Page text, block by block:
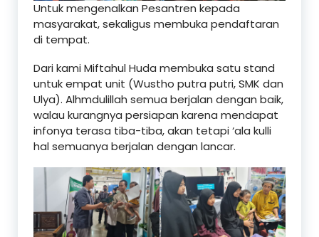
Untuk mengenalkan Pesantren kepada
masyarakat, sekaligus membuka pendaftaran
di tempat.
Dari kami Miftahul Huda membuka satu stand
untuk empat unit (Wustho putra putri, SMK dan
Ulya). Alhmdulillah semua berjalan dengan baik,
walau kurangnya persiapan karena mendapat
infonya terasa tiba-tiba, akan tetapi ‘ala kulli
hal semuanya berjalan dengan lancar.